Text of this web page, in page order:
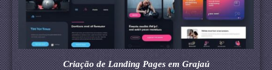
Criação de Landing Pages em Grajaú